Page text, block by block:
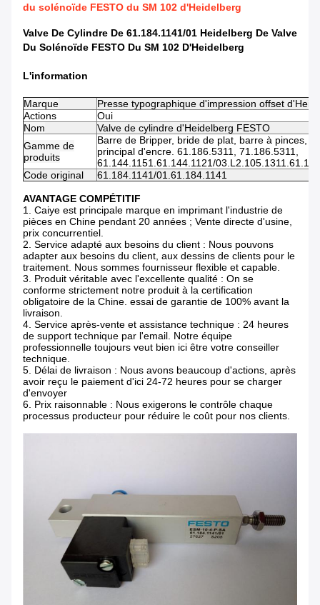
du solénoïde FESTO du SM 102 d'Heidelberg
Valve De Cylindre De 61.184.1141/01 Heidelberg De Valve
Du Solénoïde FESTO Du SM 102 D'Heidelberg
L'information
Marque
Presse typographique d'impression offset
Actions
Oui
Nom
Valve de cylindre d'Heidelberg FESTO
Gamme de
produits
Barre de Bripper, bride de plat, barre à pinces,
principal d'encre. 61.186.5311, 71.186.5311,
61.144.1151.61.144.1121/
Code original
61.184.1141/01.61.184.1141
AVANTAGE COMPÉTITIF
1. Caiye est principale marque en imprimant l'industrie de
pièces en Chine pendant 20 années ; Vente directe d'usine,
prix concurrentiel.
2. Service adapté aux besoins du client : Nous pouvons
adapter aux besoins du client, aux dessins de clients pour le
traitement. Nous sommes fournisseur flexible et capable.
3. Produit véritable avec l'excellente qualité : On se
conforme strictement notre produit à la certification
obligatoire de la Chine. essai de garantie de 100% avant la
livraison.
4. Service après-vente et assistance technique : 24 heures
de support technique par l'email. Notre équipe
professionnelle toujours veut bien ici être votre conseiller
technique.
5. Délai de livraison : Nous avons beaucoup d'actions, après
avoir reçu le paiement d'ici 24-72 heures pour se charger
d'envoyer
6. Prix raisonnable : Nous exigerons le contrôle chaque
processus producteur pour réduire le coût pour nos clients.